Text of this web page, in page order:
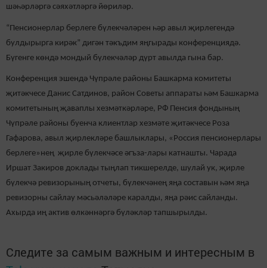
шәһәрләргә сәяхәтләргә йөриләр.
“Пенсионерлар берлеге бүлекчәләрен һәр авыл җирлегендә
булдырырга кирәк” дигән тәкъдим яңгырады конференциядә.
Бүгенге көндә мондый бүлекчәләр дүрт авылда гына бар.
Конференция эшендә Чүпрәле районы Башкарма комитеты
җитәкчесе Данис Сатдинов, район Советы аппараты һәм Башкарма
комитетының җаваплы хезмәткәрләре, РФ Пенсия фондының
Чүпрәле районы буенча клиентлар хезмәте җитәкчесе Роза
Гафарова, авыл җирлекләре башлыклары, «Россия пенсионерлары
берлеге»нең җирле бүлекчәсе әгъза-лары катнашты. Чарада
Иршат Закиров доклады тыңлап тикшерелде, шулай ук, җирле
бүлекчә ревизорының отчеты, бүлекчәнең яңа составын һәм яңа
ревизорны сайлау мәсьәләләре каралды, яңа рәис сайланды.
Ахырда иң актив өлкәннәргә бүләкләр тапшырылды.
Следите за самым важным и интересным в